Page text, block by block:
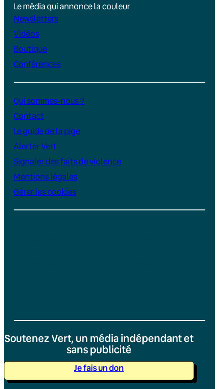
Le média qui annonce la couleur
Newsletters
Vidéos
Boutique
Conférences
Qui sommes-nous ?
Contact
Le guide de la pige
Alerter Vert
Signaler des faits de violence
Mentions légales
Gérer les cookies
Soutenez Vert, un média indépendant et
sans publicité
Je fais un don